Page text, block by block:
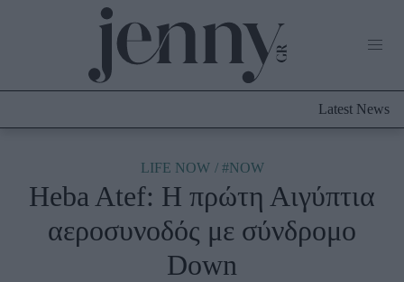
Culture
Fashion
Shopping
Latest News
LIFE NOW #NOW
Heba Atef: Η πρώτη Αιγύπτια
αεροσυνοδός με σύνδρομο
Down